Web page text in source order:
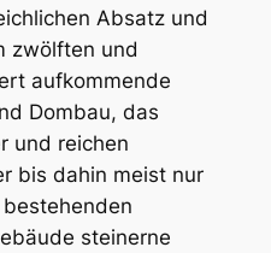
Absatz und
zwölften und
aufkommende
Dombau, das
und reichen
bis dahin meist nur
steinerne